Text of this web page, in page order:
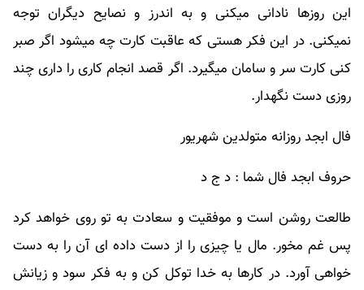
این روزها نادانی میکنی و به اندرز و نصایح دیگران توجه
نمیکنی. در این فکر هستی که عاقبت کارت چه میشود اگر صبر
کنی کارت سر و سامان میگیرد. اگر قصد انجام کاری را داری چند
روزی دست نگهدار.
فال ابجد روزانه متولدین شهریور
حروف ابجد فال شما : د ج د
طالعت روشن است و موفقیت و سعادت به تو روی خواهد کرد
پس غم مخور. مال یا چیزی را از دست داده ای آن را به دست
خواهی آورد. در کارها به خدا توکل کن و به فکر سود و زیانش